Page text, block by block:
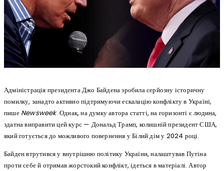
Адміністрація президента Джо Байдена зробила серйозну історичну
помилку, занадто активно підтримуючи ескалацію конфлікту в Україні,
пише Newsweek. Однак, на думку автора статті, на горизонті є людина,
здатна виправити цей курс — Дональд Трамп, колишній президент США,
який готується до можливого повернення у Білий дім у 2024 році.
Байден втрутився у внутрішню політику України, налаштував Путіна
проти себе й отримав жорстокий конфлікт, ідеться в матеріалі. Автор